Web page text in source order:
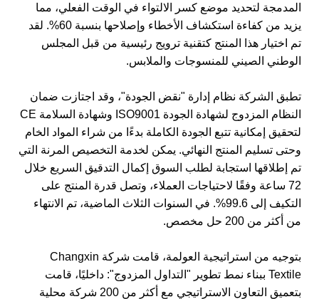
المدمجة لتحديد موضع كسر الالتواء في الوقت الفعلي، مما
يزيد من كفاءة استكشاف الأخطاء وإصلاحها بنسبة 60%. لقد
تم اختيار هذا المنتج كتقنية ترويج رئيسية من قبل المجلس
الوطني الصيني للمنسوجات والملابس.
تطبق الشركة نظام إدارة "نقض الجودة"، وقد اجتازت ضمان
النظام المزدوج لشهادة الجودة ISO9001 وشهادة السلامة CE
لتحقيق إمكانية تتبع الجودة الكاملة بدءًا من شراء المواد الخام
وحتى تسليم المنتج النهائي. يمكن لخدمة التخصيص المرنة التي
تم إطلاقها استجابة لطلب السوق إكمال التدقيق السريع خلال
72 ساعة وفقًا لاحتياجات العملاء، وتصل قدرة المنتج على
التكيف إلى 99.6%. في السنوات الثلاث الماضية، تم الانتهاء
من أكثر من 200 حل مخصص.
بتوجيه من استراتيجية العولمة، قامت شركة Changxin
Textile ببناء نمط تطوير "التداول المزدوج": داخليًا، قامت
بتعميق التعاون الاستراتيجي مع أكثر من 200 شركة محلية